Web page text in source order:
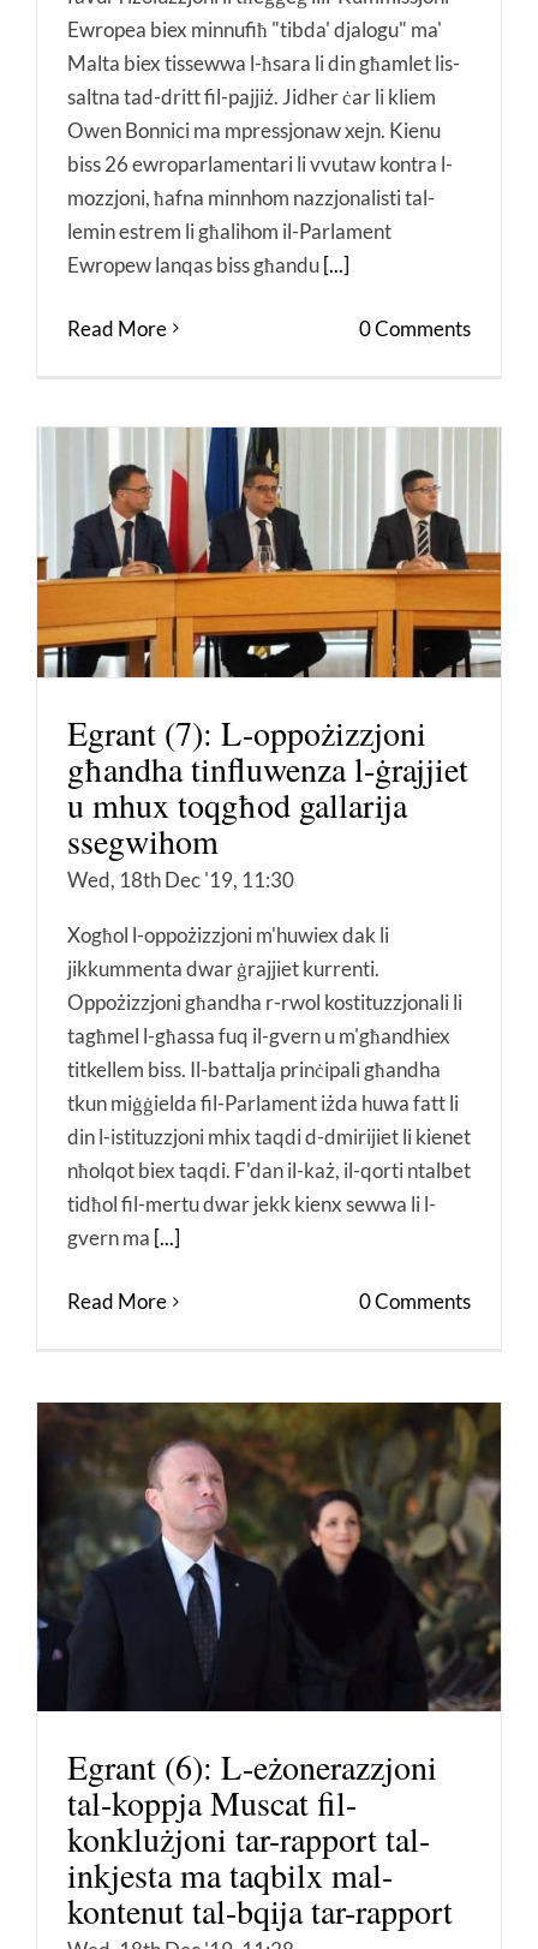
Ewropea biex minnufiħ "tibda' djalogu" ma'
Malta biex tissewwa l-ħsara li din għamlet lis-
saltna tad-dritt fil-pajjiż. Jidher ċar li kliem
Owen Bonnici ma mpressjonaw xejn. Kienu
biss 26 ewroparlamentari li vvutaw kontra l-
mozzjoni, ħafna minnhom nazzjonalisti tal-
lemin estrem li għalihom il-Parlament
Ewropew lanqas biss għandu[...]
Read More 0 Comments
Egrant (7): L-oppożizzjoni
għandha tinfluwenza l-ġrajjiet
u mhux toqgħod gallarija
ssegwihom
Wed, 18th Dec '19, 11:30
Xogħol l-oppożizzjoni m'huwiex dak li
jikkummenta dwar ġrajjiet kurrenti.
Oppożizzjoni għandha r-rwol kostituzzjonali li
tagħmel l-għassa fuq il-gvern u m'għandhiex
titkellem biss. Il-battalja prinċipali għandha
tkun miġġielda fil-Parlament iżda huwa fatt li
din l-istituzzjoni mhix taqdi d-dmirijiet li kienet
nħolqot biex taqdi. F'dan il-każ, il-qorti ntalbet
tidħol fil-mertu dwar jekk kienx sewwa li l-
gvern ma [...]
Read More 0 Comments
Egrant (6): L-eżonerazzjoni
tal-koppja Muscat fil-
konklużjoni tar-rapport tal-
inkjesta ma taqbilx mal-
kontenut tal-bqija tar-rapport